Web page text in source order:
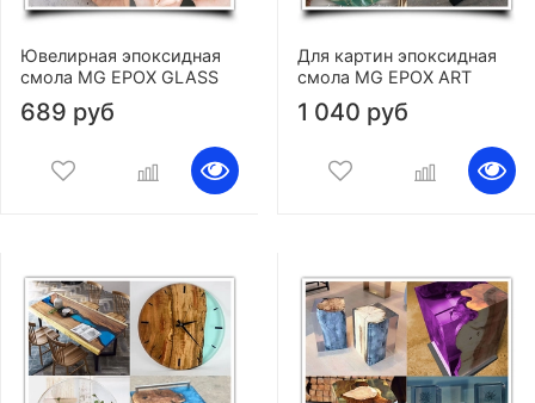
Ювелирная эпоксидная
смола MG EPOX GLASS
689 руб
Для картин эпоксидная
смола MG EPOX ART
1 040 руб